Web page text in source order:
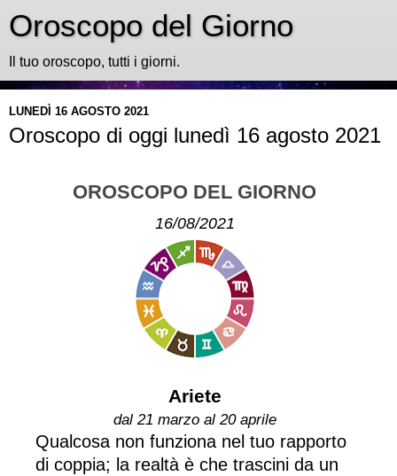
Oroscopo del Giorno
Il tuo oroscopo, tutti i giorni.
LUNEDÌ 16 AGOSTO 2021
Oroscopo di oggi lunedì 16 agosto 2021
OROSCOPO DEL GIORNO
16/08/2021
Ariete
dal 21 marzo al 20 aprile
Qualcosa non funziona nel tuo rapporto
di coppia; la realtà è che trascini da un